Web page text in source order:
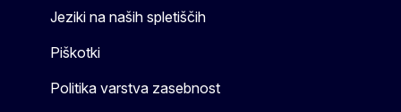
Jeziki na naših spletiščih
Piškotki
Politika varstva zasebnost